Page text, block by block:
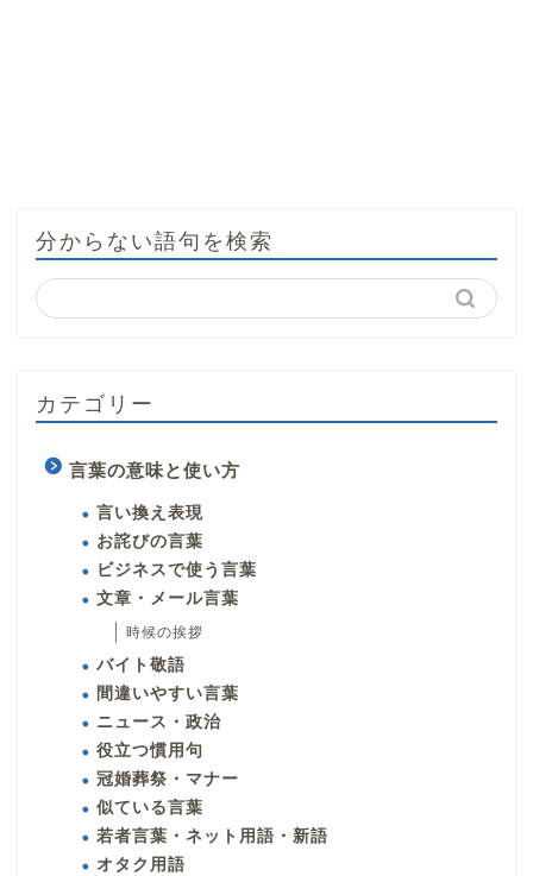
分からない語句を検索
カテゴリー
言葉の意味と使い方
言い換え表現
お詫びの言葉
ビジネスで使う言葉
文章・メール言葉
時候の挨拶
バイト敬語
間違いやすい言葉
ニュース・政治
役立つ慣用句
冠婚葬祭・マナー
似ている言葉
若者言葉・ネット用語・新語
オタク用語